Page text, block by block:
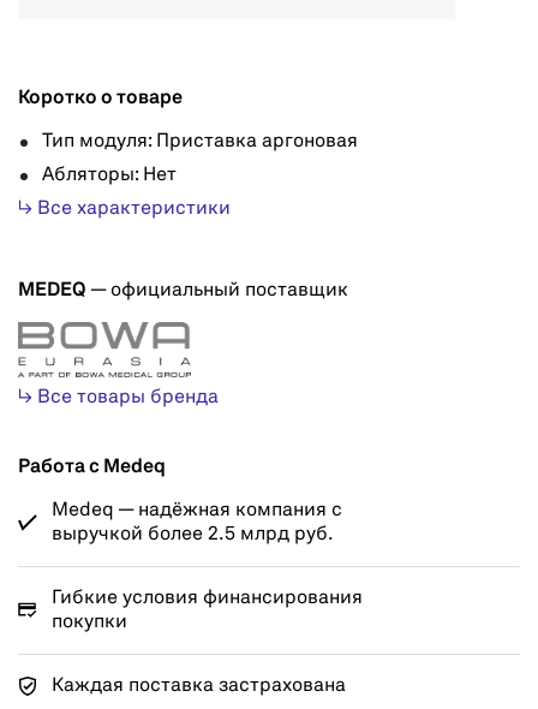
Коротко о товаре
Тип модуля: Приставка аргоновая
Абляторы: Нет
↳ Все характеристики
MEDEQ — официальный поставщик
↳ Все товары бренда
Работа с Medeq
Medeq — надёжная компания с
выручкой более 2.5 млрд руб.
Гибкие условия финансирования
покупки
Каждая поставка застрахована